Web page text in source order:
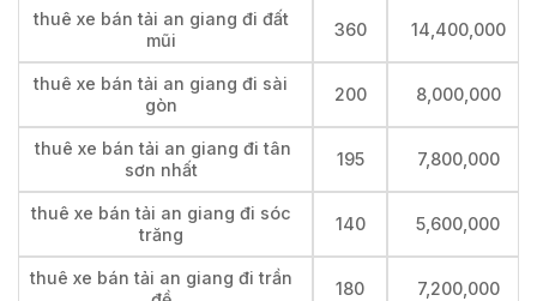
thuê xe bán tải an giang đi đất
mũi
360 14,400,000
thuê xe bán tải an giang đi sài
gòn
200 8,000,000
thuê xe bán tải an giang đi tân
sơn nhất
195 7,800,000
thuê xe bán tải an giang đi sóc
trăng
140 5,600,000
thuê xe bán tải an giang đi trần
180 7,200,000